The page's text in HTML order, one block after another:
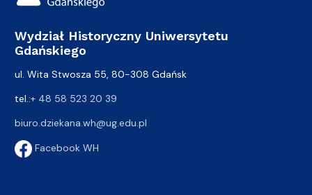
Wydział Historyczny Uniwersytetu
Gdańskiego
ul. Wita Stwosza 55, 80-308 Gdańsk
tel.:+ 48 58 523 20 39
biuro.dziekana.wh@ug.edu.pl
Facebook WH